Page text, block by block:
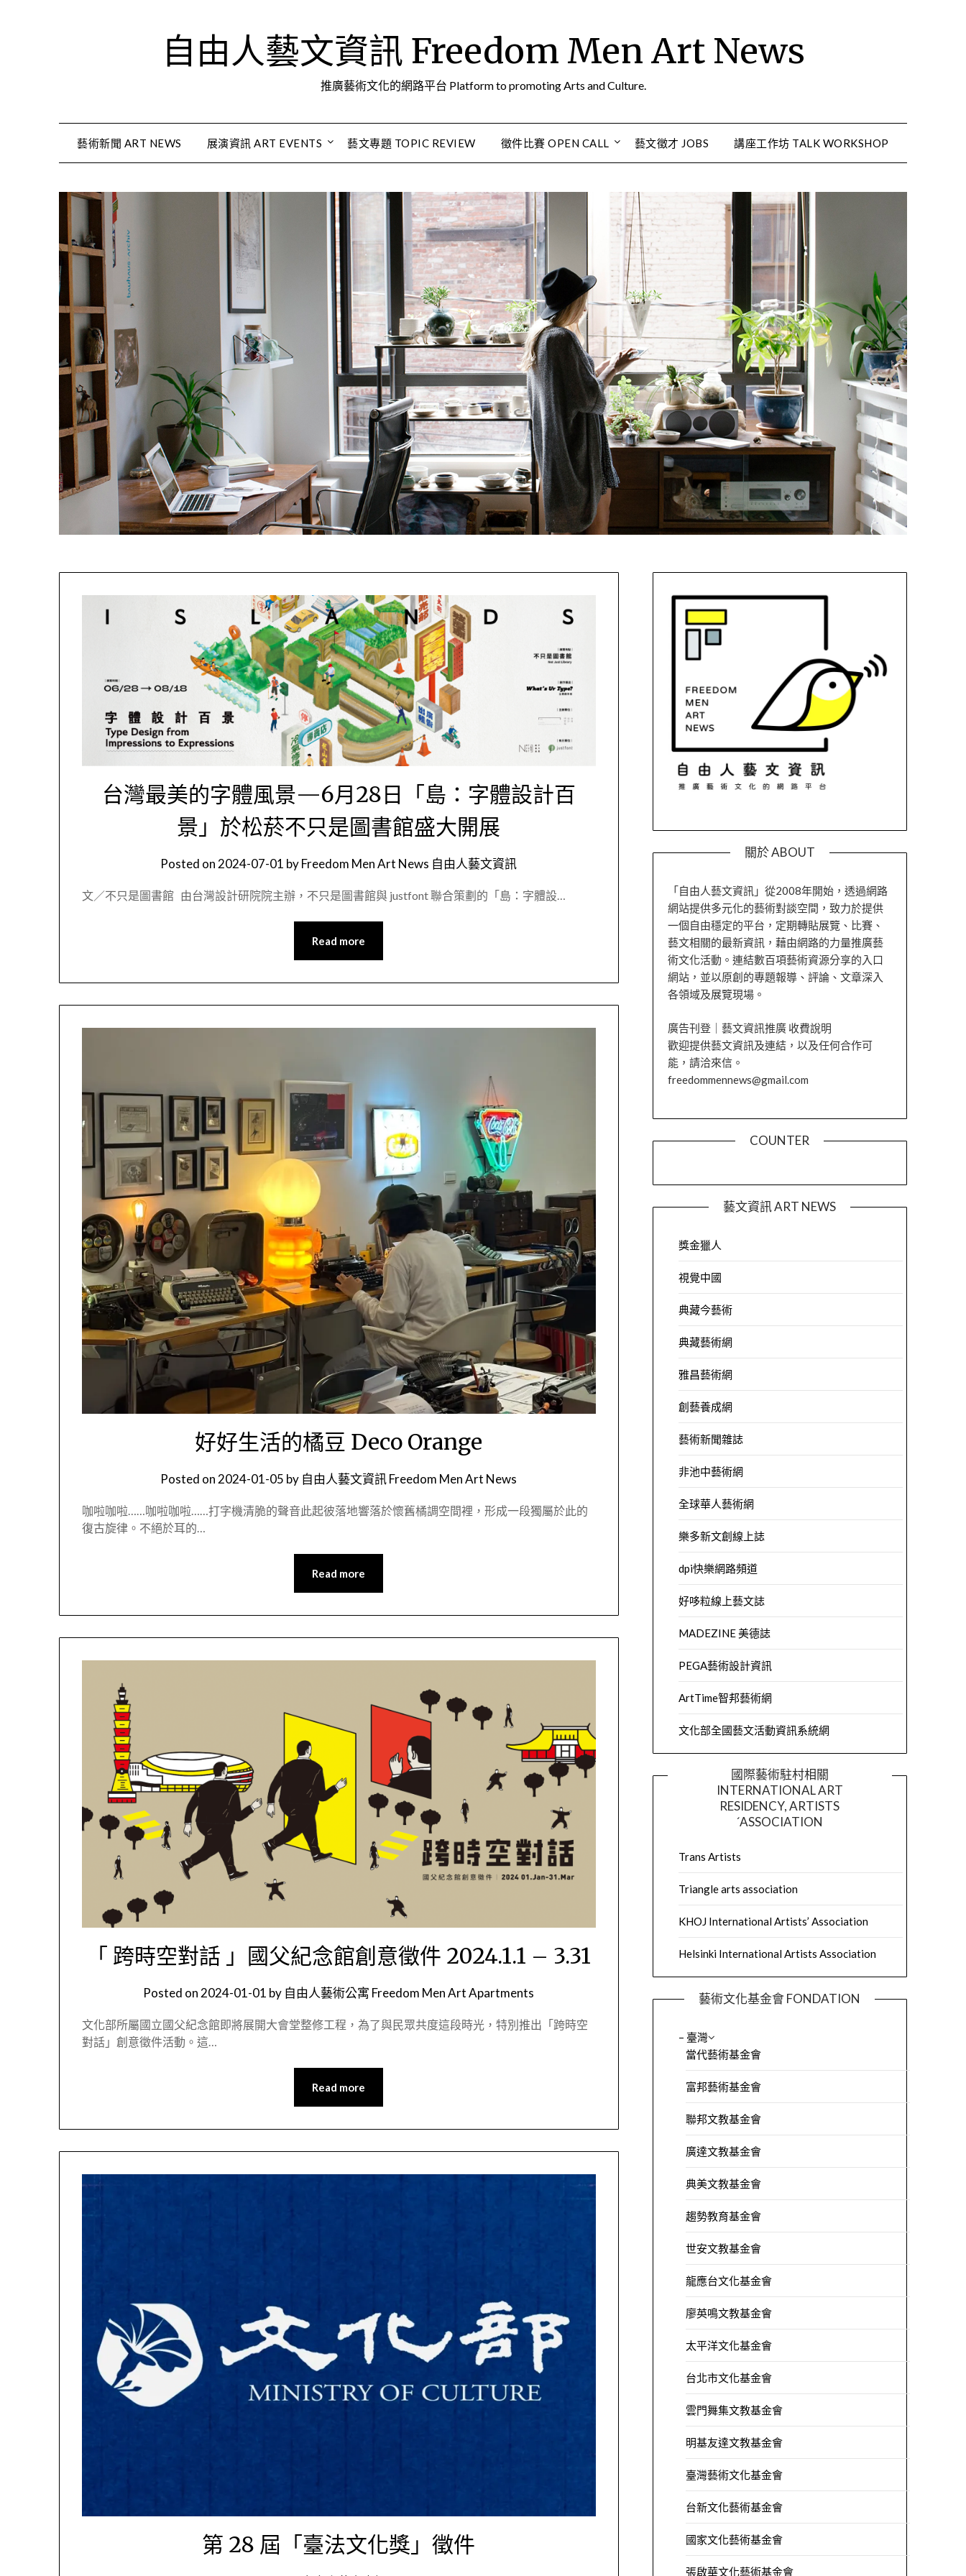
自由人藝文資訊 Freedom Men Art News
推廣藝術文化的網路平台 Platform to promoting Arts and Culture.
藝術新聞 ART NEWS 展演資訊 ART EVENTS 藝文專題 TOPIC REVIEW 徵件比賽 OPEN CALL 藝文徵才 JOBS 講座工作坊 TALK WORKSHOP
台灣最美的字體風景—6月28日「島：字體設計百
景」於松菸不只是圖書館盛大開展
Posted on 2024-07-01 byFreedom Men Art News 自由人藝文資訊
文／不只是圖書館 由台灣設計研院院主辦，不只是圖書館與 justfont 聯合策劃的「島：字體設…
Read more
好好生活的橘豆 Deco Orange
Posted on 2024-01-05 by 自由人藝文資訊 Freedom Men Art News
咖啦咖啦……咖啦咖啦……打字機清脆的聲音此起彼落地響落於懷舊橘調空間裡，形成一段獨屬於此的
復古旋律。不絕於耳的…
Read more
「 跨時空對話 」國父紀念館創意徵件 2024.1.1 – 3.31
Posted on 2024-01-01 by 自由人藝術公寓 Freedom Men Art Apartments
文化部所屬國立國父紀念館即將展開大會堂整修工程，為了與民眾共度這段時光，特別推出「跨時空
對話」創意徵件活動。這…
Read more
第 28 屆「臺法文化獎」徵件
關於 ABOUT
「自由人藝文資訊」從2008年開始，透過網路
網站提供多元化的藝術對談空間，致力於提供
一個自由穩定的平台，定期轉貼展覽、比賽、
藝文相關的最新資訊，藉由網路的力量推廣藝
術文化活動。連結數百項藝術資源分享的入口
網站，並以原創的專題報導、評論、文章深入
各領域及展覽現場。
廣告刊登｜藝文資訊推廣 收費說明
歡迎提供藝文資訊及連結，以及任何合作可
能，請洽來信。
freedommennews@gmail.com
COUNTER
藝文資訊 ART NEWS
獎金獵人
視覺中國
典藏今藝術
典藏藝術網
雅昌藝術網
創藝養成網
藝術新聞雜誌
非池中藝術網
全球華人藝術網
樂多新文創線上誌
dpi快樂網路頻道
好哆粒線上藝文誌
MADEZINE 美德誌
PEGA藝術設計資訊
ArtTime智邦藝術網
文化部全國藝文活動資訊系統網
國際藝術駐村相關
INTERNATIONAL ART
RESIDENCY, ARTISTS
´ASSOCIATION
Trans Artists
Triangle arts association
KHOJ International Artists’ Association
Helsinki International Artists Association
藝術文化基金會 FONDATION
– 臺灣
當代藝術基金會
富邦藝術基金會
聯邦文教基金會
廣達文教基金會
典美文教基金會
趨勢教育基金會
世安文教基金會
龍應台文化基金會
廖英鳴文教基金會
太平洋文化基金會
台北市文化基金會
雲門舞集文教基金會
明基友達文教基金會
臺灣藝術文化基金會
台新文化藝術基金會
國家文化藝術基金會
張啟華文化藝術基金會